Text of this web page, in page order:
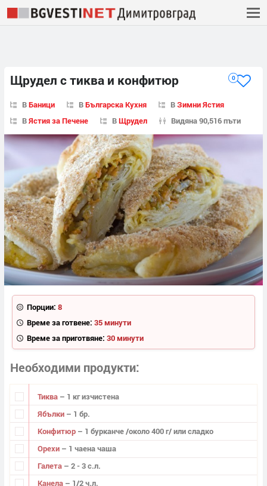
Щрудел с тиква и конфитюр 0
ВБаници ВБългарска Кухня ВЗимни Ястия
ВЯстия за Печене ВЩрудел Видяна 90,516 пъти
Порции: 8
Време за готвене: 35 минути
Време за приготвяне: 30 минути
Необходими продукти
Тиква – 1 кг изчистена
Ябълки – 1 бр.
Конфитюр – 1 бурканче /около 400 г/ или сладко
Орехи – 1 чаена чаша
Галета – 2 - 3 с.л.
Канела – 1/2 ч.л.